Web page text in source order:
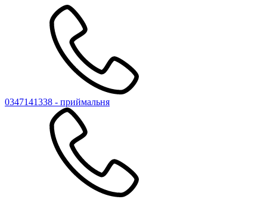
0347141338 - приймальня